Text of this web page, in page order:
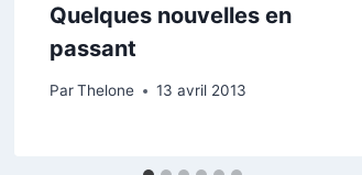
Quelques nouvelles en
passant
Par Thelone 13 avril 2013